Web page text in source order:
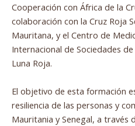
Cooperación con África de la
colaboración con la Cruz Roja
Mauritana, y el Centro de
Internacional de Sociedades
Luna Roja.
El objetivo de esta formación
resiliencia de las personas y
Mauritania y Senegal, a través